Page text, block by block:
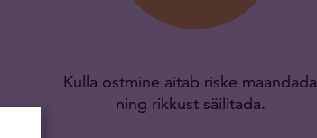
Kulla ostmine aitab riske maandada
ning rikkust säilitada.